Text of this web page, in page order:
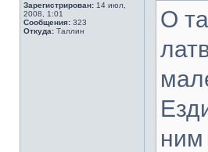
Зарегистрирован: 14 июл,
2008, 1:01
Сообщения: 323
Откуда: Таллин
О
ним